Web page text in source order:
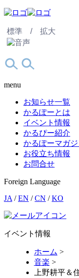
標準 / 拡大
menu
お知らせ一覧
かるぽーとは
イベント情報
かるぴー紹介
かるぽーマガジ
お役立ち情報
お問合せ
Foreign Language
JA /EN /CN /KO
イベント情報
ホーム >
音楽 >
上野耕平＆